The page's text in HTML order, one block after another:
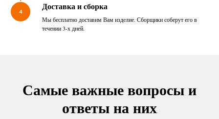
4 Доставка и сборка
Мы бесплатно доставим Вам изделие. Сборщики соберут его в
течении 3-х дней.
Самые важные вопросы и
ответы на них